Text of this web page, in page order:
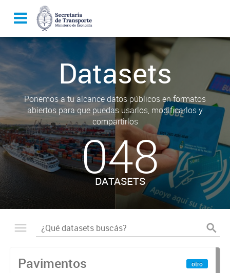
Datasets
Ponemos a tu alcance datos públicos en formatos
abiertos para que puedas usarlos, modificarlos y
compartirlos
048
DATASETS
Pavimentos
otro